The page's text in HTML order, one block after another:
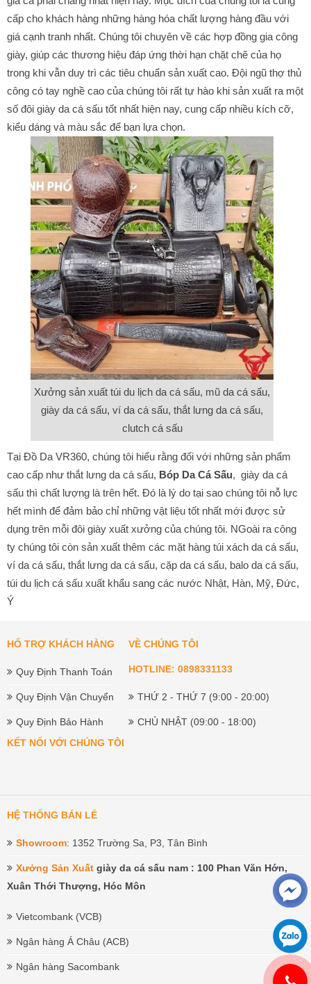
cấp cho khách hàng những hàng hóa chất lượng hàng đầu với
giá cạnh tranh nhất. Chúng tôi chuyên về các hợp đồng gia công
giày, giúp các thương hiệu đáp ứng thời hạn chặt chẽ của họ
trong khi vẫn duy trì các tiêu chuẩn sản xuất cao. Đội ngũ thợ thủ
công có tay nghề cao của chúng tôi rất tự hào khi sản xuất ra một
số đôi giày da cá sấu tốt nhất hiện nay, cung cấp nhiều kích cỡ,
kiểu dáng và màu sắc để bạn lựa chọn.
Xưởng sản xuất túi du lịch da cá sấu, mũ da cá sấu,
giày da cá sấu, ví da cá sấu, thắt lưng da cá sấu,
clutch cá sấu
Tại Đồ Da VR360, chúng tôi hiểu rằng đối với những sản phẩm
cao cấp như thắt lưng da cá sấu, Bóp Da Cá Sấu, giày da cá
sấu thì chất lượng là trên hết. Đó là lý do tại sao chúng tôi nỗ lực
hết mình để đảm bảo chỉ những vật liệu tốt nhất mới được sử
dụng trên mỗi đôi giày xuất xưởng của chúng tôi. NGoài ra công
ty chúng tôi còn sản xuất thêm các mặt hàng túi xách da cá sấu,
ví da cá sấu, thắt lưng da cá sấu, cặp da cá sấu, balo da cá sấu,
túi du lịch cá sấu xuất khẩu sang các nước Nhật, Hàn, Mỹ, Đức,
Ý
HỔ TRỢ KHÁCH HÀNG
Quy Định Thanh Toán
Quy Định Vận Chuyển
Quy Định Bảo Hành
VỀ CHÚNG TÔI
HOTLINE: 0898331133
THỨ 2 - THỨ 7 (9:00 - 20:00)
CHỦ NHẬT (09:00 - 18:00)
KẾT NỐI VỚI CHÚNG TÔI
HỆ THỐNG BÁN LẺ
Showroom: 1352 Trường Sa, P3, Tân Bình
Xưởng Sản Xuất giày da cá sấu nam : 100 Phan Văn Hớn,
Xuân Thới Thượng, Hóc Môn
Vietcombank (VCB)
Ngân hàng Á Châu (ACB)
Ngân hàng Sacombank